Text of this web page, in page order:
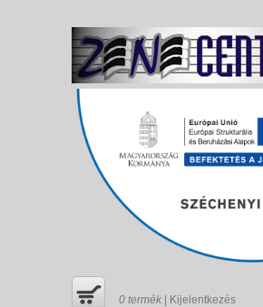
0 termék Kijelentkezés